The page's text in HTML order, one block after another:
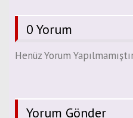
0 Yorum
Henüz Yorum
Yorum Gönder